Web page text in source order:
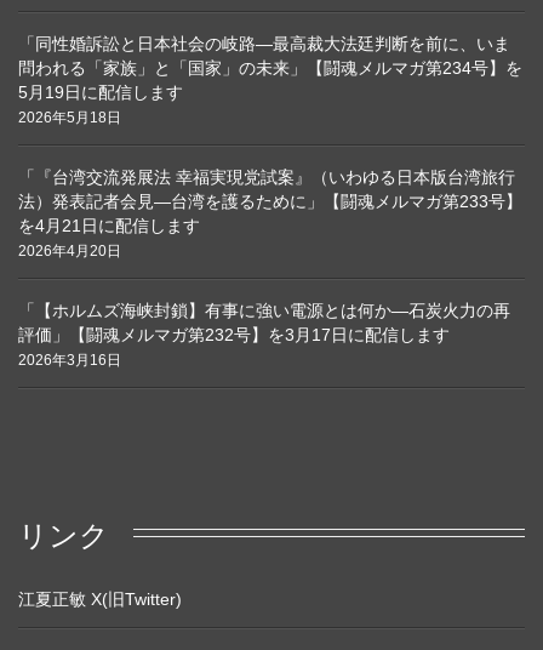
「同性婚訴訟と日本社会の岐路―最高裁大法廷判断を前に、いま
問われる「家族」と「国家」の未来」【闘魂メルマガ第234号】を
5月19日に配信します
2026年5月18日
「『台湾交流発展法 幸福実現党試案』（いわゆる日本版台湾旅行
法）発表記者会見―台湾を護るために」【闘魂メルマガ第233号】
を4月21日に配信します
2026年4月20日
「【ホルムズ海峡封鎖】有事に強い電源とは何か―石炭火力の再
評価」【闘魂メルマガ第232号】を3月17日に配信します
2026年3月16日
リンク
江夏正敏 X(旧Twitter)